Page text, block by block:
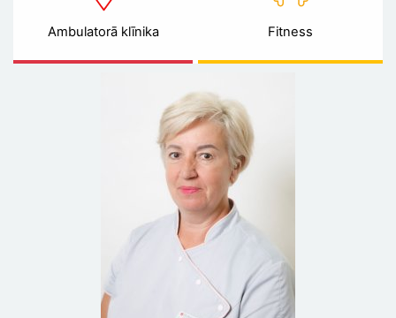
Ambulatorā klīnika Fitness